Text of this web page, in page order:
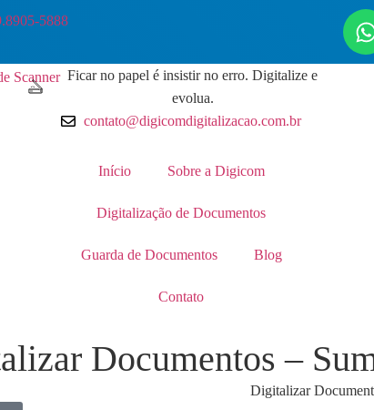
5888
Ficar no papel é insistir no erro. Digitalize e
evolua.
contato@digicomdigitalizacao.com.br
Início Sobre a Digicom
Digitalização de Documentos
Guarda de Documentos Blog
Contato
Documentos –